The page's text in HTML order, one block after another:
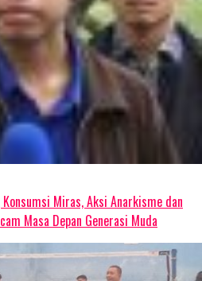
Konsumsi Miras, Aksi Anarkisme dan
Masa Depan Generasi Muda